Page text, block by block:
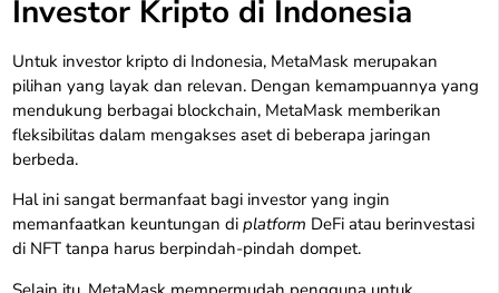
Investor Kripto di Indonesia
Untuk investor kripto di Indonesia, MetaMask merupakan
pilihan yang layak dan relevan. Dengan kemampuannya yang
mendukung berbagai blockchain, MetaMask memberikan
fleksibilitas dalam mengakses aset di beberapa jaringan
berbeda.
Hal ini sangat bermanfaat bagi investor yang ingin
memanfaatkan keuntungan diplatform DeFi atau berinvestasi
di NFT tanpa harus berpindah-pindah dompet.